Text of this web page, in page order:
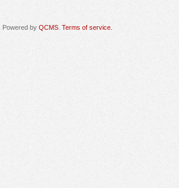
. Powered by QCMS Terms of service.